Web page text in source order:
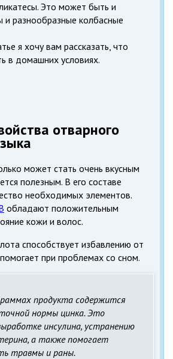
Это может быть и
и разнообразные колбасные
я хочу вам рассказать, что
в домашних условиях.
отварного
может стать очень вкусным
полезным. В его составе
необходимых элементов.
обладают положительным
кожи и волос.
способствует избавлению от
при проблемах со сном.
продукта содержится
нормы цинка. Это
инсулина, устранению
а также помогает
травмы и раны.